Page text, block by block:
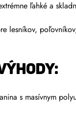
ľahké a
lesníkov,
s masívnym